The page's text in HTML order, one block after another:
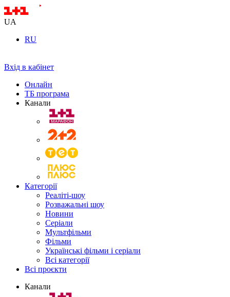
UA
RU
Вхід в кабінет
Онлайн
ТБ програма
Канали
Категорії
Реаліті-шоу
Розважальні шоу
Новини
Серіали
Мультфільми
Фільми
Українські фільми і серіали
Всі категорії
Всі проєкти
Канали